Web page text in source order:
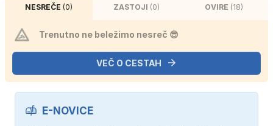
NESREČE (0) ZASTOJI (0) OVIRE (18)
Trenutno ne beležimo nesreč 😎
VEČ O CESTAH
E-NOVICE